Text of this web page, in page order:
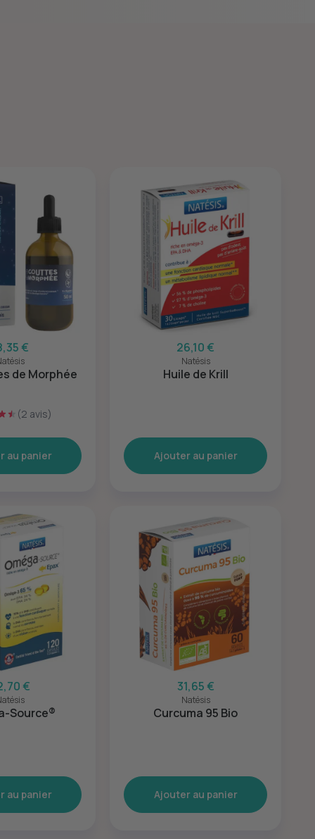
€
de Morphée
(2 avis)
au panier
26,10 €
Natésis
Huile de Krill
Ajouter au panier
€
Source®
au panier
31,65 €
Natésis
Curcuma 95 Bio
Ajouter au panier